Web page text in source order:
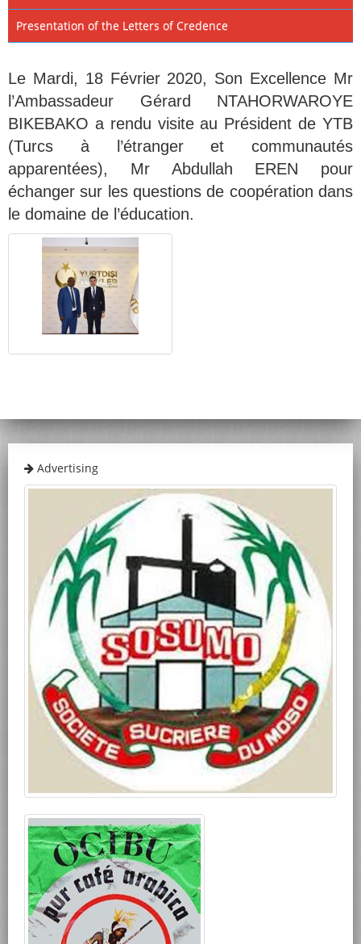
Presentation of the Letters of Credence
Le Mardi, 18 Février 2020, Son Excellence Mr
l’Ambassadeur Gérard NTAHORWAROYE
BIKEBAKO a rendu visite au Président de YTB
(Turcs à l’étranger et communautés
apparentées), Mr Abdullah EREN pour
échanger sur les questions de coopération dans
le domaine de l’éducation.
Advertising